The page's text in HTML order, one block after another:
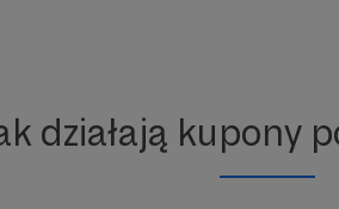
działają kupony